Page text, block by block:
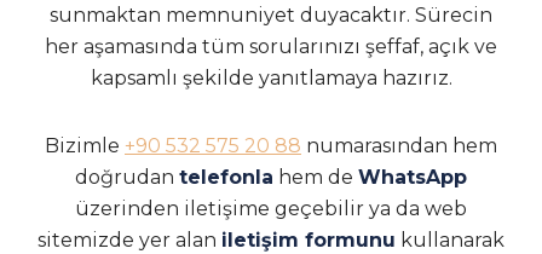
sunmaktan memnuniyet duyacaktır. Sürecin
her aşamasında tüm sorularınızı şeffaf, açık ve
kapsamlı şekilde yanıtlamaya hazırız.
Bizimle +90 532 575 20 88 numarasından hem
doğrudan telefonla hem de WhatsApp
üzerinden iletişime geçebilir ya da web
sitemizde yer alan iletişim formunu kullanarak